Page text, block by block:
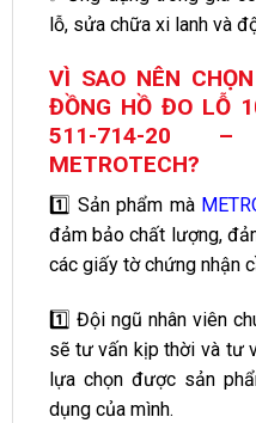
lỗ, sửa chữa xi lanh và
VÌ SAO NÊN
ĐỒNG HỒ ĐO LỖ
511-714-20 –
METROTECH?
1️⃣ Sản phẩm mà
đảm bảo chất lượng,
các giấy tờ chứng nhận
1️⃣ Đội ngũ nhân viên
sẽ tư vấn kịp thời và tư
lựa chọn được sản
dụng của mình.